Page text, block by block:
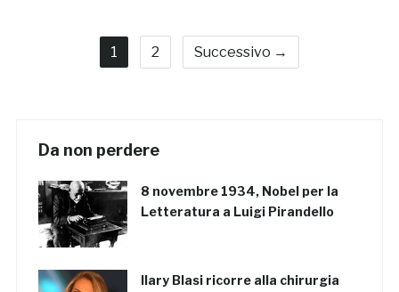
1 2 Successivo →
Da non perdere
8 novembre 1934, Nobel per la
Letteratura a Luigi Pirandello
Ilary Blasi ricorre alla chirurgia